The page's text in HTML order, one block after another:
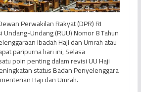
Perwakilan Rakyat (DPR) RI
Undang (RUU) Nomor 8 Tahun
Ibadah Haji dan Umrah atau
paripurna hari ini, Selasa
poin penting dalam revisi UU Haji
status Badan Penyelenggara
Haji dan Umrah.